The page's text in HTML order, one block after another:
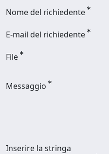
Nome del richiedente
E-mail del richiedente
File
Messaggio
Inserire la stringa